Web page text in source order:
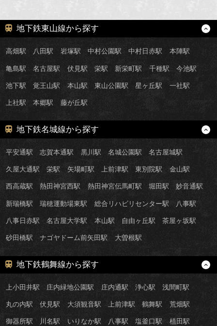
地下鉄東山線から探す
高畑駅 八田駅 岩塚駅 中村公園駅 中村日赤駅 本陣駅
亀島駅 名古屋駅 伏見駅 栄駅 新栄町駅 千種駅 今池駅
池下駅 覚王山駅 本山駅 東山公園駅 星ヶ丘駅 一社駅
上社駅 本郷駅 藤が丘駅
地下鉄名城線から探す
平安通駅 志賀本通駅 黒川駅 名城公園駅 名古屋城駅
久屋大通駅 栄駅 矢場町駅 上前津駅 東別院駅 金山駅
西高蔵駅 熱田神宮西駅 熱田神宮伝馬町駅 堀田駅 妙音通駅
新瑞橋駅 瑞穂運動場東駅 総合リハビリセンター駅 八事駅
八事日赤駅 名古屋大学駅 本山駅 自由ヶ丘駅 茶屋ヶ坂駅
砂田橋駅 ナゴヤドーム前矢田駅 大曽根駅
地下鉄鶴舞線から探す
上小田井駅 庄内緑地公園駅 庄内通駅 浄心駅 浅間町駅
丸の内駅 伏見駅 大須観音駅 上前津駅 鶴舞駅 荒畑駅
御器所駅 川名駅 いりなか駅 八事駅 塩釜口駅 植田駅